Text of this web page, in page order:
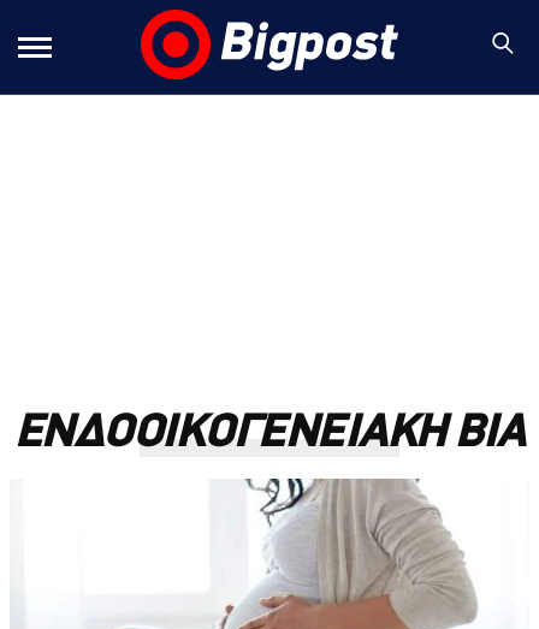
ΕΝΔΟΟΙΚΟΓΕΝΕΙΑΚΗ ΒΙΑ